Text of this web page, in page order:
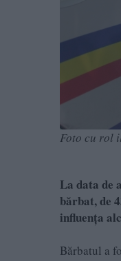
Foto cu rol
La data de
bărbat, de
influența
Bărbatul a